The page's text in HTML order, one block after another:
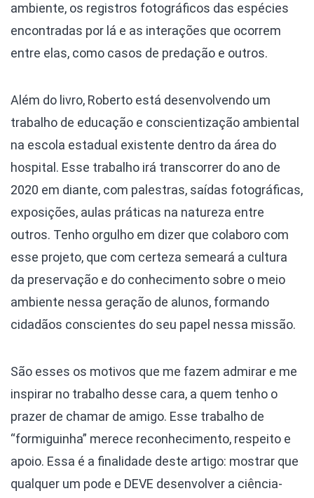
ambiente, os registros fotográficos das espécies
encontradas por lá e as interações que ocorrem
entre elas, como casos de predação e outros.
Além do livro, Roberto está desenvolvendo um
trabalho de educação e conscientização ambiental
na escola estadual existente dentro da área do
hospital. Esse trabalho irá transcorrer do ano de
2020 em diante, com palestras, saídas fotográficas,
exposições, aulas práticas na natureza entre
outros. Tenho orgulho em dizer que colaboro com
esse projeto, que com certeza semeará a cultura
da preservação e do conhecimento sobre o meio
ambiente nessa geração de alunos, formando
cidadãos conscientes do seu papel nessa missão.
São esses os motivos que me fazem admirar e me
inspirar no trabalho desse cara, a quem tenho o
prazer de chamar de amigo. Esse trabalho de
“formiguinha” merece reconhecimento, respeito e
apoio. Essa é a finalidade deste artigo: mostrar que
qualquer um pode e DEVE desenvolver a ciência-